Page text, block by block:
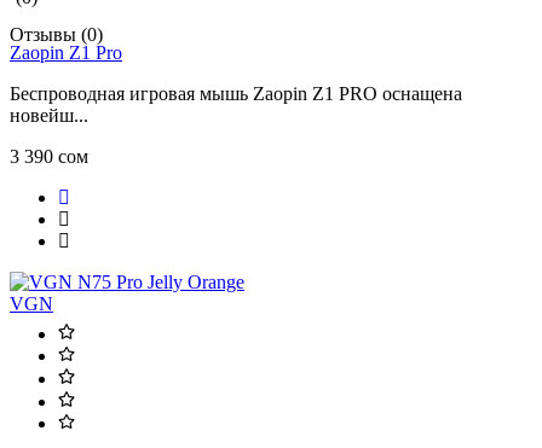
Отзывы (0)
Zaopin Z1 Pro
Беспроводная игровая мышь Zaopin Z1 PRO оснащена
новейш...
3 390 сом
VGN